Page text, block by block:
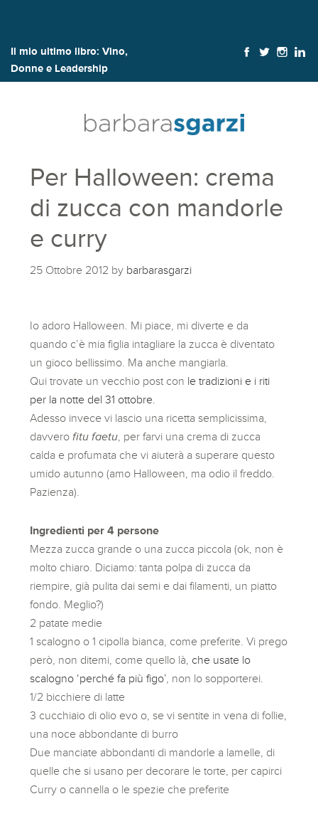
Il mio ultimo libro: Vino,
Donne e Leadership
Per Halloween: crema
di zucca con mandorle
e curry
25 Ottobre 2012 by barbarasgarzi
Io adoro Halloween. Mi piace, mi diverte e da
quando c’è mia figlia intagliare la zucca è diventato
un gioco bellissimo. Ma anche mangiarla.
Qui trovate un vecchio post con le tradizioni e i riti
per la notte del 31 ottobre.
Adesso invece vi lascio una ricetta semplicissima,
davvero fitu faetu , per farvi una crema di zucca
calda e profumata che vi aiuterà a superare questo
umido autunno (amo Halloween, ma odio il freddo.
Pazienza).
Ingredienti per 4 persone
Mezza zucca grande o una zucca piccola (ok, non è
molto chiaro. Diciamo: tanta polpa di zucca da
riempire, già pulita dai semi e dai filamenti, un piatto
fondo. Meglio?)
2 patate medie
1 scalogno o 1 cipolla bianca, come preferite. Vi prego
però, non ditemi, come quello là, che usate lo
scalogno ‘perché fa più figo’ , non lo sopporterei.
1/2 bicchiere di latte
3 cucchiaio di olio evo o, se vi sentite in vena di follie,
una noce abbondante di burro
Due manciate abbondanti di mandorle a lamelle, di
quelle che si usano per decorare le torte, per capirci
Curry o cannella o le spezie che preferite